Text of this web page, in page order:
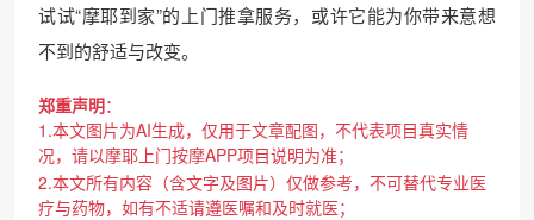
试试“摩耶到家”的上门推拿服务，或许它能为你带来意想
不到的舒适与改变。
郑重声明：
1.本文图片为AI生成，仅用于文章配图，不代表项目真实情
况，请以摩耶上门按摩APP项目说明为准；
2.本文所有内容（含文字及图片）仅做参考，不可替代专业医
疗与药物，如有不适请遵医嘱和及时就医；